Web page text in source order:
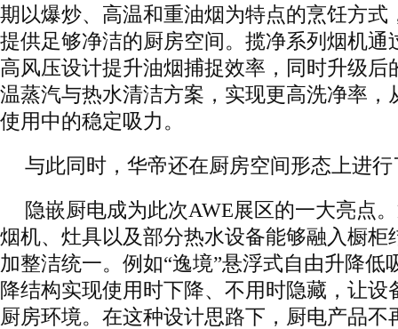
期以爆炒、高温和重油烟为特点的烹饪方式
提供足够净洁的厨房空间。揽净系列烟机通
高风压设计提升油烟捕捉效率，同时升级后
温蒸汽与热水清洁方案，实现更高洗净率，
使用中的稳定吸力。
与此同时，华帝还在厨房空间形态上进
隐嵌厨电成为此次AWE展区的一大亮点
烟机、灶具以及部分热水设备能够融入橱柜
加整洁统一。例如“逸境”悬浮式自由升降低
降结构实现使用时下降、不用时隐藏，让设
厨房环境。在这种设计思路下，厨电产品不